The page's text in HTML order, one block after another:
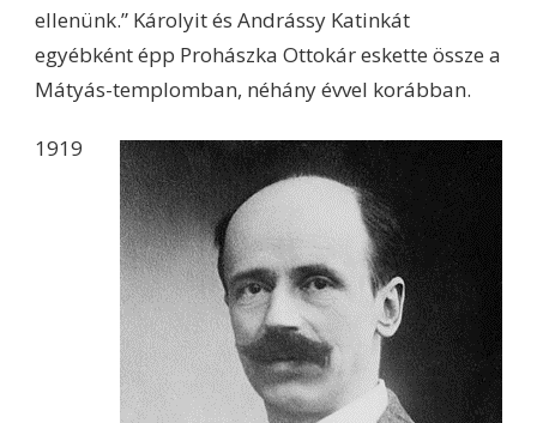
ellenünk.” Károlyit és Andrássy Katinkát
egyébként épp Prohászka Ottokár eskette össze a
Mátyás-templomban, néhány évvel korábban.
1919